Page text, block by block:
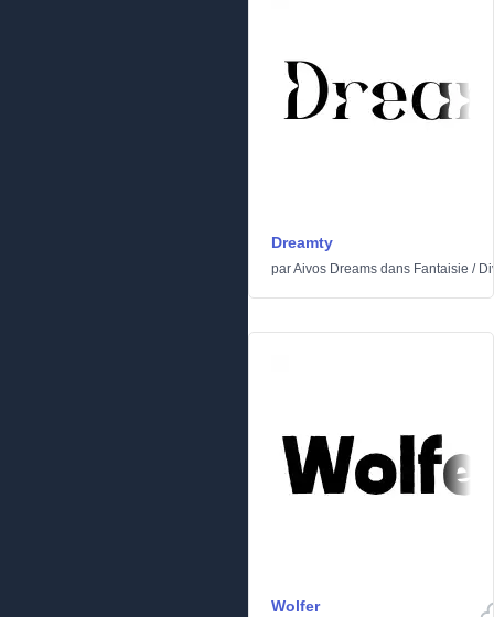
Dreamty
parAivos Dreams dans Fantaisie /
Wolfer